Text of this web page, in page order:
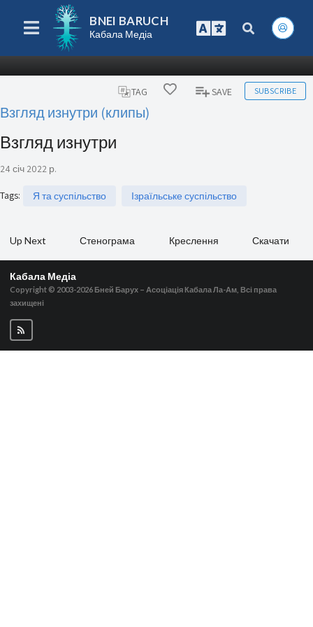
BNEI BARUCH
Кабала Медіа
TAG SAVE SUBSCRIBE
Взгляд изнутри (клипы)
Взгляд изнутри
24 січ 2022 р.
Tags: Я та суспільство Ізраїльське суспільство
Up Next Стенограма Креслення Скачати
Кабала Медіа
Copyright © 2003-2026 Бней Барух – Асоціація Кабала Ла-Ам, Всі права
захищені